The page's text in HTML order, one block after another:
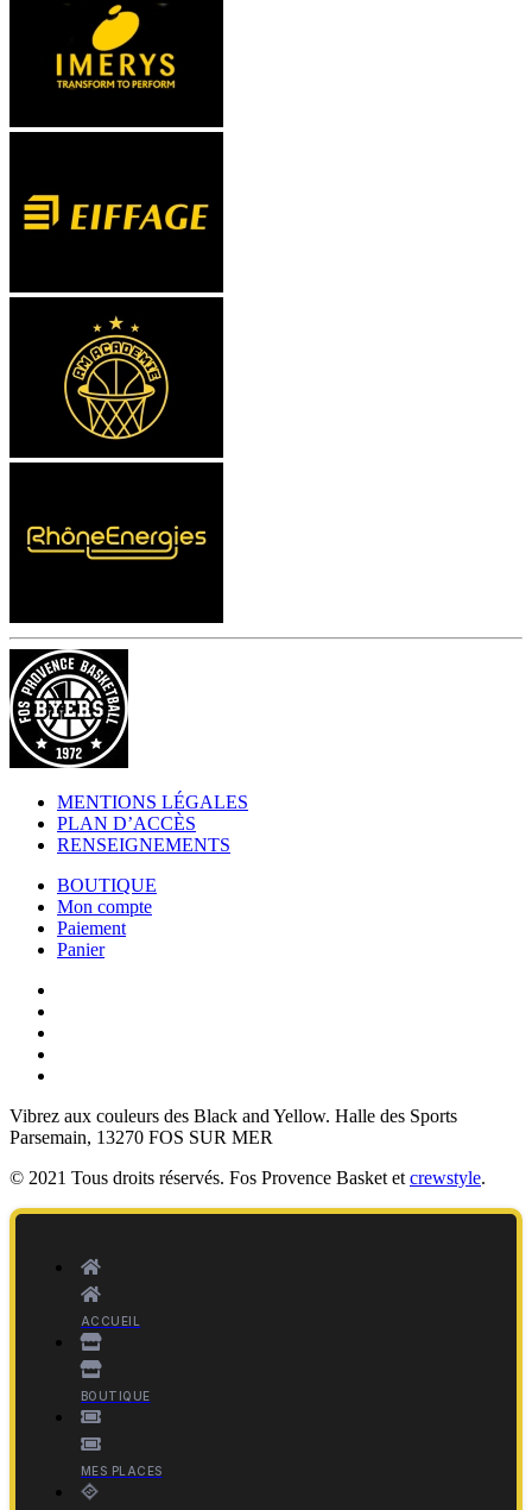
MENTIONS LÉGALES
PLAN D’ACCÈS
RENSEIGNEMENTS
BOUTIQUE
Mon compte
Paiement
Panier
Vibrez aux couleurs des Black and Yellow. Halle des Sports
Parsemain, 13270 FOS SUR MER
© 2021 Tous droits réservés. Fos Provence Basket et crewstyle.
ACCUEIL
BOUTIQUE
MES PLACES